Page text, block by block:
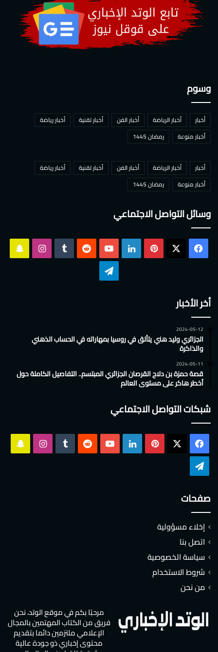
وسوم
أخبار أخبار الرياضة أخبار الفن أخبار تقنية
أخبار رياضة
أخبار منوعة
رمضان 1445
أخبار أخبار الرياضة أخبار الفن أخبار تقنية
أخبار رياضة
أخبار منوعة
رمضان 1445
وسائل التواصل الاجتماعي
فيسبوك بينتيريست لينكدإن ‫YouTube انستقرام
أخر الأخبار
2024-05-12
الجزائري وليد هني يتألق في روسيا بمهاراته في الحساب الذهني
والذاكرة
2024-05-11
قصة حمزة بن دلاج القرصان الجزائري المبتسم.. التفاصيل الكاملة حول
أخطر هاكر على مستوى العالم
شبكات التواصل الاجتماعي
فيسبوك بينتيريست لينكدإن ‫YouTube انستقرام
صفحات
إخلاء مسؤولية
اتصل بنا
سياسة الخصوصية
شروط الاستخدام
من نحن
مرحبًا بكم في موقع الوتد، نحن
فريق من الكتاب المهتمين بالمجال
الإعلامي ملتزمين دائما بتقديم
محتوى إخباري ذو جودة عالية